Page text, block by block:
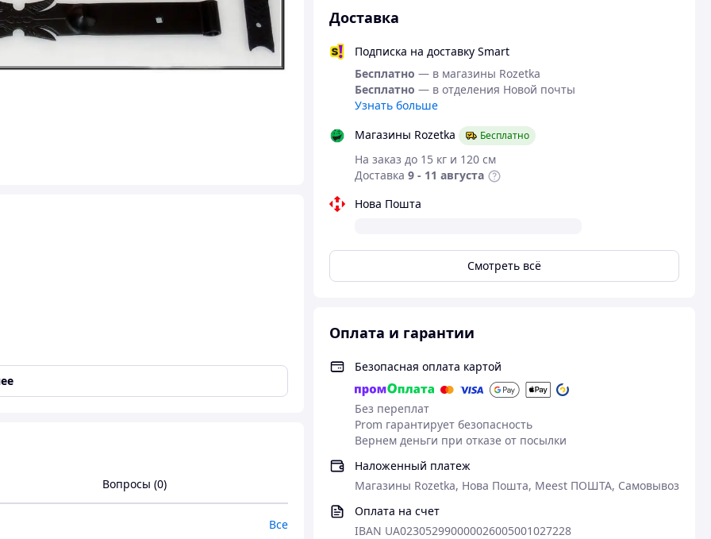
Доставка
Подписка на доставку Smart
Бесплатно — в магазины Rozetka
Бесплатно — в отделения Новой почты
Узнать больше
Магазины Rozetka
Бесплатно
На заказ до 15 кг и 120 см
Доставка 9 - 11 августа
Нова Пошта
Смотреть всё
Оплата и гарантии
Безопасная оплата картой
Без переплат
Prom гарантирует безопасность
Вернем деньги при отказе от посылки
Наложенный платеж
Магазины Rozetka, Нова Пошта, Meest ПОШТА, Самовывоз
Оплата на счет
IBAN UA023052990000026005001027228
Вопросы (0)
Все